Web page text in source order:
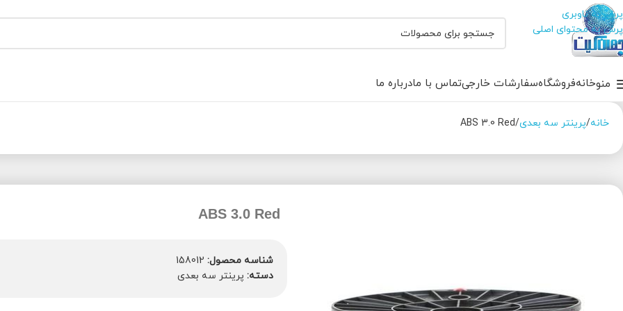
پرش به ناوبری
پرش به محتوای اصلی
منوخانهفروشگاهسفارشات خارجیتماس با مادرباره ما
خانه پرینتر سه بعدی ABS 3.0 Red
ABS 3.0 Red
شناسه محصول: 158012
دسته: پرینتر سه بعدی